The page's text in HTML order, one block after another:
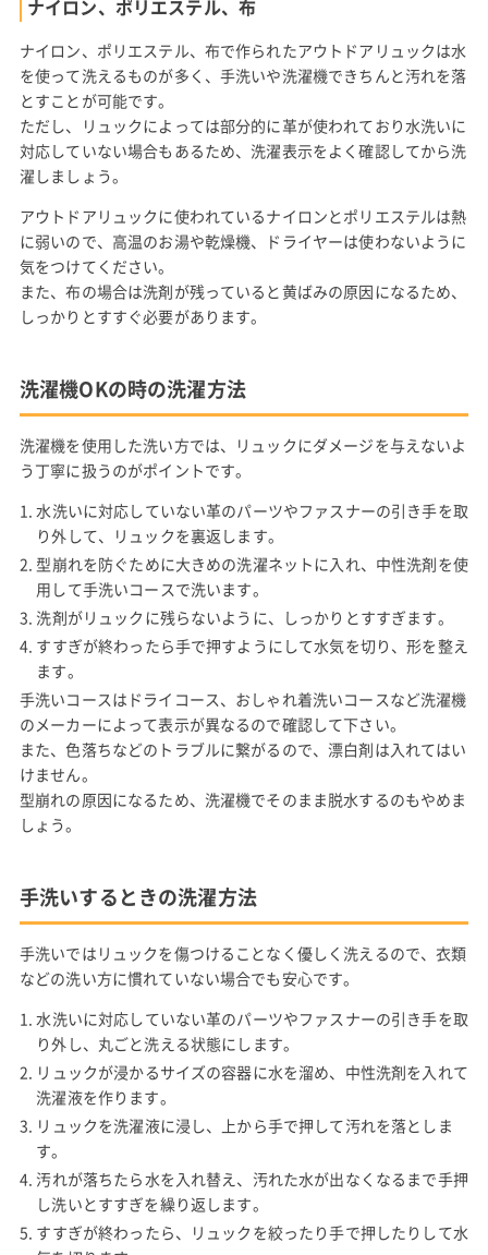
ナイロン、ポリエステル、布
ナイロン、ポリエステル、布で作られたアウトドアリュックは水
を使って洗えるものが多く、手洗いや洗濯機できちんと汚れを落
とすことが可能です。
ただし、リュックによっては部分的に革が使われており水洗いに
対応していない場合もあるため、洗濯表示をよく確認してから洗
濯しましょう。
アウトドアリュックに使われているナイロンとポリエステルは熱
に弱いので、高温のお湯や乾燥機、ドライヤーは使わないように
気をつけてください。
また、布の場合は洗剤が残っていると黄ばみの原因になるため、
しっかりとすすぐ必要があります。
洗濯機OKの時の洗濯方法
洗濯機を使用した洗い方では、リュックにダメージを与えないよ
う丁寧に扱うのがポイントです。
水洗いに対応していない革のパーツやファスナーの引き手を取
り外して、リュックを裏返します。
型崩れを防ぐために大きめの洗濯ネットに入れ、中性洗剤を使
用して手洗いコースで洗います。
洗剤がリュックに残らないように、しっかりとすすぎます。
すすぎが終わったら手で押すようにして水気を切り、形を整え
ます。
手洗いコースはドライコース、おしゃれ着洗いコースなど洗濯機
のメーカーによって表示が異なるので確認して下さい。
また、色落ちなどのトラブルに繋がるので、漂白剤は入れてはい
けません。
型崩れの原因になるため、洗濯機でそのまま脱水するのもやめま
しょう。
手洗いするときの洗濯方法
手洗いではリュックを傷つけることなく優しく洗えるので、衣類
などの洗い方に慣れていない場合でも安心です。
水洗いに対応していない革のパーツやファスナーの引き手を取
り外し、丸ごと洗える状態にします。
リュックが浸かるサイズの容器に水を溜め、中性洗剤を入れて
洗濯液を作ります。
リュックを洗濯液に浸し、上から手で押して汚れを落としま
す。
汚れが落ちたら水を入れ替え、汚れた水が出なくなるまで手押
し洗いとすすぎを繰り返します。
すすぎが終わったら、リュックを絞ったり手で押したりして水